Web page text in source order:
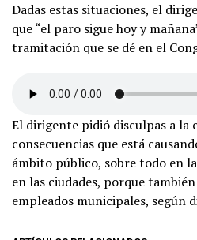
Dadas estas situaciones, el
que “el paro sigue hoy y
tramitación que se dé en el
El dirigente pidió disculpas a la
consecuencias que está
ámbito público, sobre todo en
en las ciudades, porque
empleados municipales, según